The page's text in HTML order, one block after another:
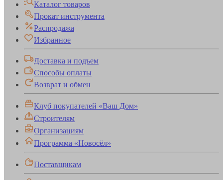
Каталог товаров
Прокат инструмента
Распродажа
Избранное
Доставка и подъем
Способы оплаты
Возврат и обмен
Клуб покупателей «Ваш Дом»
Строителям
Организациям
Программа «Новосёл»
Поставщикам